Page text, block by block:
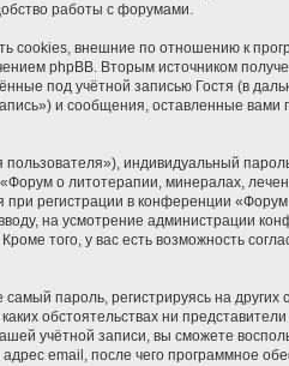
работы с форумами.
внешние по отношению к
phpBB. Вторым источником
под учётной записью Гостя (в
и сообщения, оставленные
индивидуальный
о литотерапии, минералах,
регистрации в конференции
на усмотрение администрации
того, у вас есть возможность
пароль, регистрируясь на других
обстоятельствах ни
учётной записи, вы сможете
email, после чего программное